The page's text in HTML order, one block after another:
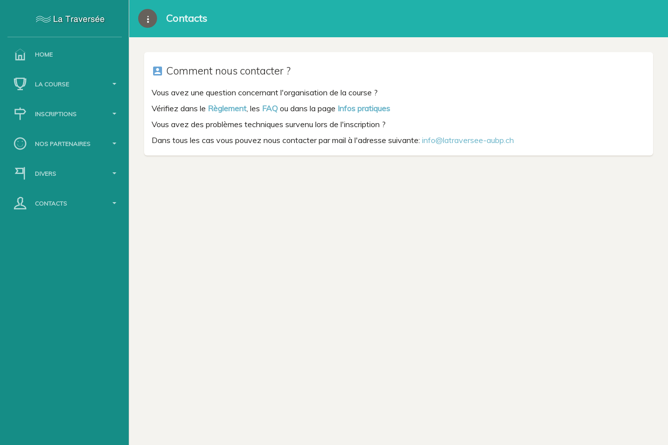
HOME
LA COURSE
INSCRIPTIONS
NOS PARTENAIRES
DIVERS
CONTACTS
Contacts
account_box Comment nous contacter ?
Vous avez une question concernant l'organisation de la course ?
Vérifiez dans le Règlement, les FAQ ou dans la page Infos pratiques
Vous avez des problèmes techniques survenu lors de l'inscription ?
Dans tous les cas vous pouvez nous contacter par mail à l'adresse suivante: info@latraversee-aubp.ch